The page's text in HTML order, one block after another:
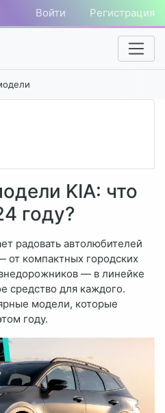
Войти Регистрация
KIA: что
году?
радовать автолюбителей
от компактных городских
— в линейке
средство для каждого.
модели, которые
году.